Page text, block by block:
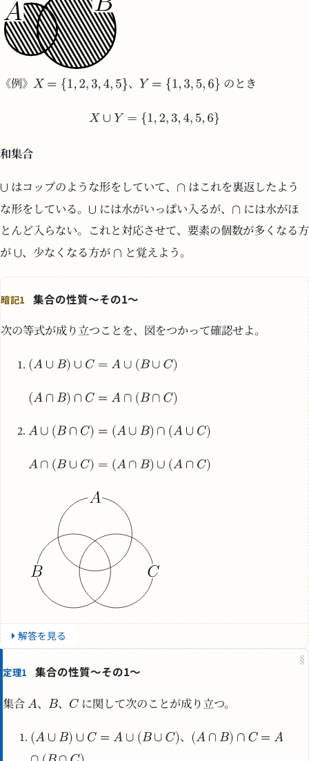
《例》 、 のとき
和集合
はコップのような形をしていて、
はこれを裏返したよう
な形をしている。
には水がいっぱい入るが、
には水がほ
とんど入らない。これと対応させて、要素の個数が多くなる方
が
、少なくなる方が と覚えよう。
暗記1 集合の性質～その1～
次の等式が成り立つことを、図をつかって確認せよ。
解答を見る
§
定理1 集合の性質～その1～
集合 、 、 に関して次のことが成り立つ。
、